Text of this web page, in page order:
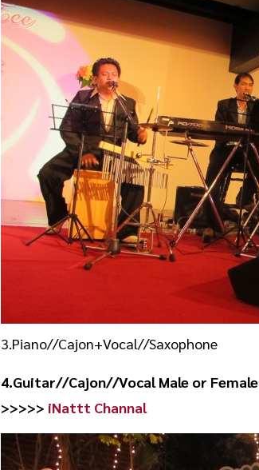
3.Piano//Cajon+Vocal//Saxophone
4.Guitar//Cajon//Vocal Male or Female
>>>>> iNattt Channal